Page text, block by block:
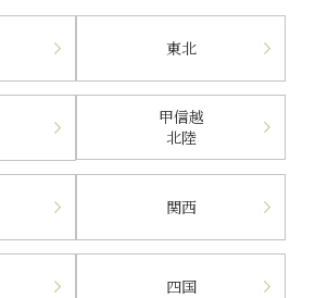
東北
甲信越
北陸
関西
四国